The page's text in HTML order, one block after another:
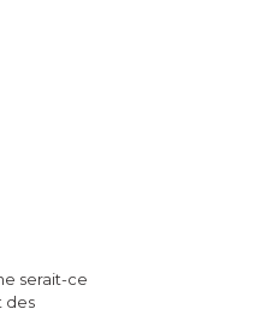
serait-ce
des